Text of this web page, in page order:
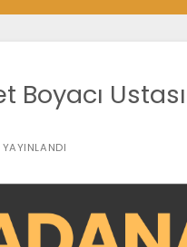
Boyacı Ustası